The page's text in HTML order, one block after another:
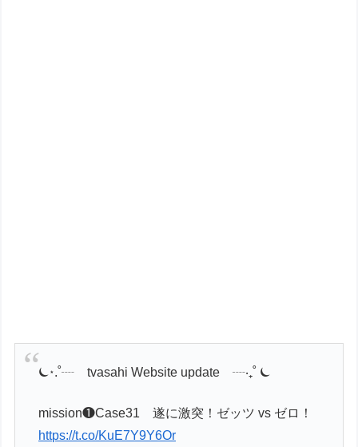
⏾⋆.˚┈ tvasahi Website update ┈‧₊˚ ⏾
mission❶Case31 遂に激突！ゼッツ vs ゼロ！
https://t.co/KuE7Y9Y6Or